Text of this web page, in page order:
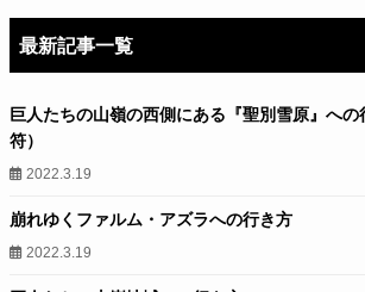
最新記事一覧
巨人たちの山嶺の西側にある『聖別雪原』への
符）
2022.3.19
崩れゆくファルム・アズラへの行き方
2022.3.19